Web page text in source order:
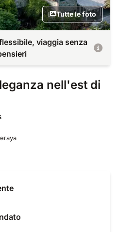
Tutte le foto
viaggia senza
nell'est di